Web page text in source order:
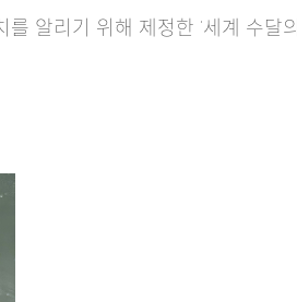
알리기 위해 제정한 ‘세계 수달의